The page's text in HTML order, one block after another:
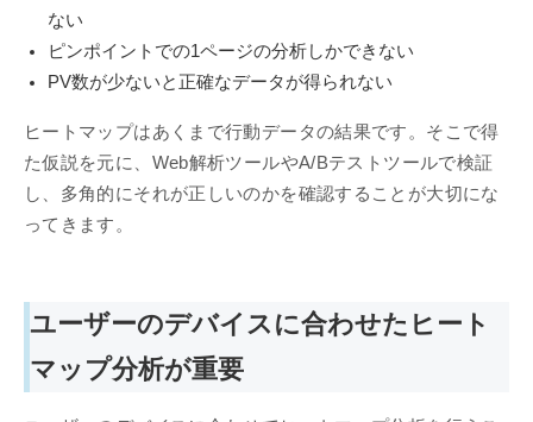
ない
ピンポイントでの1ページの分析しかできない
PV数が少ないと正確なデータが得られない
ヒートマップはあくまで行動データの結果です。そこで得
た仮説を元に、Web解析ツールやA/Bテストツールで検証
し、多角的にそれが正しいのかを確認することが大切にな
ってきます。
ユーザーのデバイスに合わせたヒート
マップ分析が重要